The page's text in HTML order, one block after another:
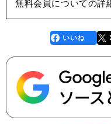
無料会員についての詳
faceboo
k
いいね